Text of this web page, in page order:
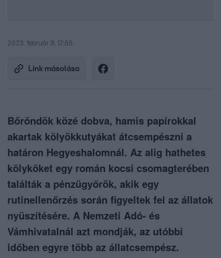
2023. február 9. 17:55
Link másolása
Bőröndök közé dobva, hamis papírokkal
akartak kölyökkutyákat átcsempészni a
határon Hegyeshalomnál. Az alig hathetes
kölyköket egy román kocsi csomagterében
találták a pénzügyőrök, akik egy
rutinellenőrzés során figyeltek fel az állatok
nyüszítésére. A Nemzeti Adó- és
Vámhivatalnál azt mondják, az utóbbi
időben egyre több az állatcsempész.